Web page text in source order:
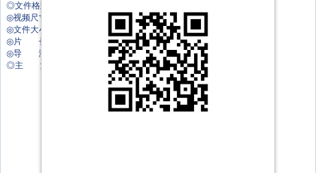
◎文件格式 x264 + ACC
◎视频尺寸 1920 x 1080
◎文件大小 3057 MB
◎片 长 125 Mins
◎导 演 沙恩·布莱克
◎主 演 马克·沃尔伯格
勒凯斯·斯坦菲尔德
楚克武迪·武吉